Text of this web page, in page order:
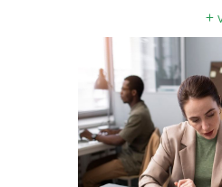
+